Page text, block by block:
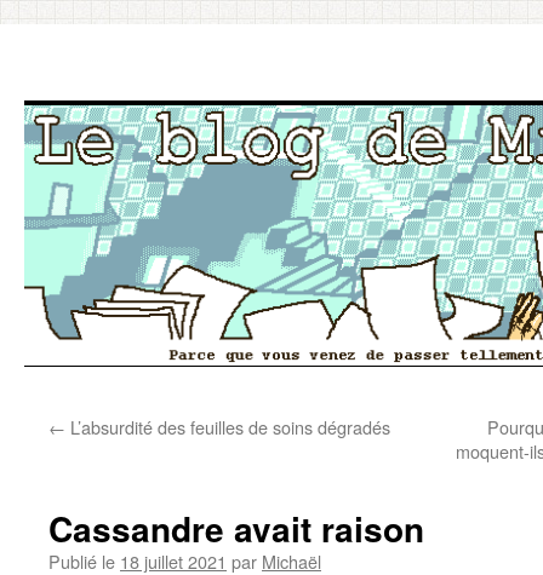
au← L’absurdité des feuilles de soins dégradés
moquent-
Cassandre avait raison
Publié le 18 juillet 2021 par Michaël